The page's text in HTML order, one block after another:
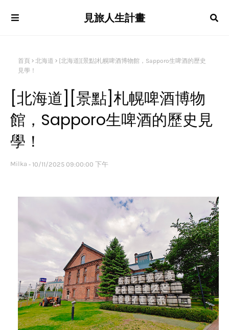
見旅人生計畫
首頁 北海道
[北海道][景點]札幌啤酒博物館，Sapporo生啤酒的歷史
見學！
[北海道][景點]札幌啤酒博物
館，Sapporo生啤酒的歷史見
學！
Milka 10/11/2025 09:00:00 下午